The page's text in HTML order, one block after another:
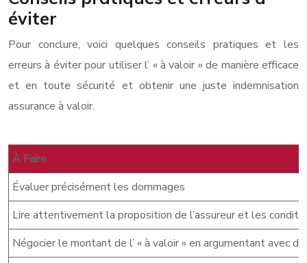
éviter
Pour conclure, voici quelques conseils pratiques et les
erreurs à éviter pour utiliser l’ « à valoir » de manière efficace
et en toute sécurité et obtenir une juste indemnisation
assurance à valoir.
À Faire
Évaluer précisément les dommages
Lire attentivement la proposition de l’assureur et les
Négocier le montant de l’ « à valoir » en argumentant avec